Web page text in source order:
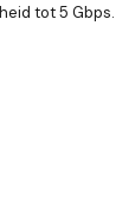
tot 5 Gbps.